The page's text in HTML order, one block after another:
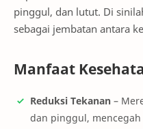
pinggul, dan lutut. Di
sebagai jembatan antara
Manfaat
Reduksi Tekanan –
dan pinggul,